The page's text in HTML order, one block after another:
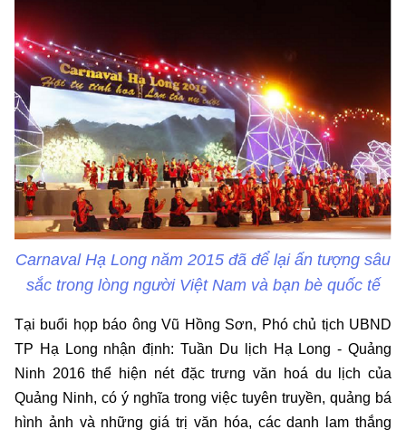
Carnaval Hạ Long năm 2015 đã để lại ấn tượng sâu
sắc trong lòng người Việt Nam và bạn bè quốc tế
Tại buổi họp báo ông Vũ Hồng Sơn, Phó chủ tịch UBND
TP Hạ Long nhận định: Tuần Du lịch Hạ Long - Quảng
Ninh 2016 thể hiện nét đặc trưng văn hoá du lịch của
Quảng Ninh, có ý nghĩa trong việc tuyên truyền, quảng bá
hình ảnh và những giá trị văn hóa, các danh lam thắng